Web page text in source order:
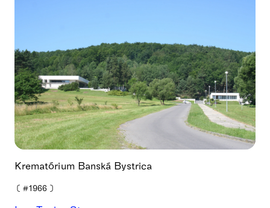
Krematórium Banská Bystrica
❪ #1966 ❫